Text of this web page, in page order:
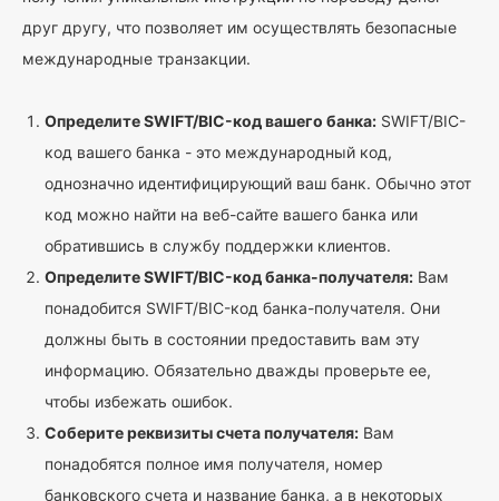
друг другу, что позволяет им осуществлять безопасные
международные транзакции.
Определите SWIFT/BIC-код вашего банка: SWIFT/BIC-
код вашего банка - это международный код,
однозначно идентифицирующий ваш банк. Обычно этот
код можно найти на веб-сайте вашего банка или
обратившись в службу поддержки клиентов.
Определите SWIFT/BIC-код банка-получателя: Вам
понадобится SWIFT/BIC-код банка-получателя. Они
должны быть в состоянии предоставить вам эту
информацию. Обязательно дважды проверьте ее,
чтобы избежать ошибок.
Соберите реквизиты счета получателя: Вам
понадобятся полное имя получателя, номер
банковского счета и название банка, а в некоторых